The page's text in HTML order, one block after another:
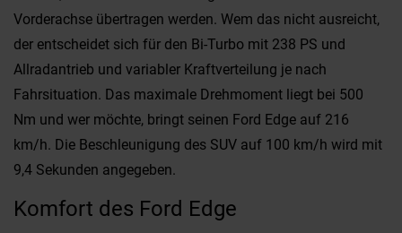
Vorderachse übertragen werden. Wem das nicht ausreicht,
der entscheidet sich für den Bi-Turbo mit 238 PS und
Allradantrieb und variabler Kraftverteilung je nach
Fahrsituation. Das maximale Drehmoment liegt bei 500
Nm und wer möchte, bringt seinen Ford Edge auf 216
km/h. Die Beschleunigung des SUV auf 100 km/h wird mit
9,4 Sekunden angegeben.
Komfort des Ford Edge